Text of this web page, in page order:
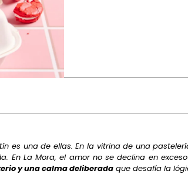
es una de ellas. En la vitrina de una
En La Mora, el amor no se declina en
y una calma deliberada que desafía la